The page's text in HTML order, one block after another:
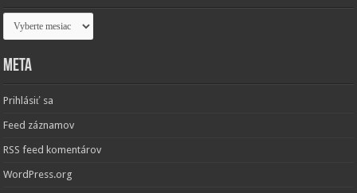
Archív
Meta
Prihlásiť sa
Feed záznamov
RSS feed komentárov
WordPress.org